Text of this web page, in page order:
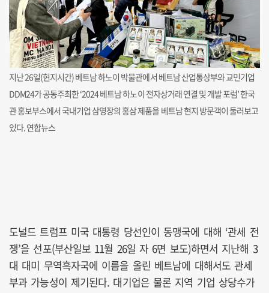
지난 26일(현지시간) 베트남 하노이 박물관에서 베트남 산업통상부와 교민기업
DDM24가 공동주최한 ‘2024 베트남 하노이 전자상거래 연결 및 개발 포럼’ 한국
관 홍보부스에서 국내기업 삼명장의 홍삼 제품을 베트남 현지 방문객이 둘러보고
있다. 연합뉴스
도널드 트럼프 미국 대통령 당선인이 동맹국에 대해 ‘관세 전
쟁’을 선포(부산일보 11월 26일 자 6면 보도)하면서 지난해 3
대 대미 무역흑자국에 이름을 올린 베트남에 대해서도 관세
부과 가능성이 제기된다. 대기업은 물론 지역 기업 상당수가